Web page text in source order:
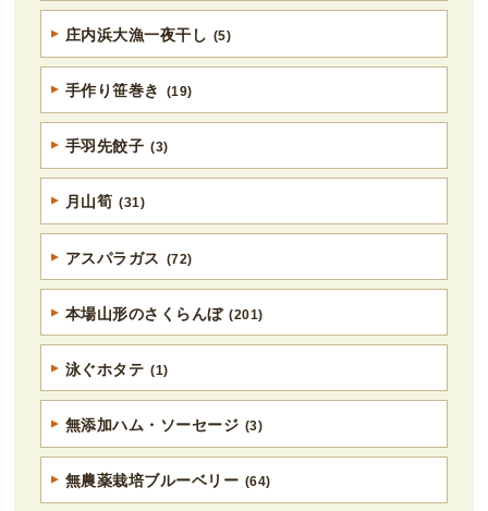
庄内浜大漁一夜干し (5)
手作り笹巻き (19)
手羽先餃子 (3)
月山筍 (31)
アスパラガス (72)
本場山形のさくらんぼ (201)
泳ぐホタテ (1)
無添加ハム・ソーセージ (3)
無農薬栽培ブルーベリー (64)